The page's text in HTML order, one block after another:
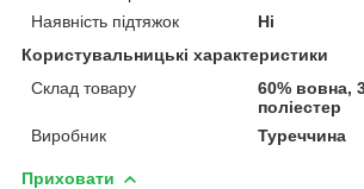
Наявність підтяжок
Ні
Користувальницькі характеристики
Склад товару
60% вовна,
поліестер
Виробник
Туреччина
Приховати